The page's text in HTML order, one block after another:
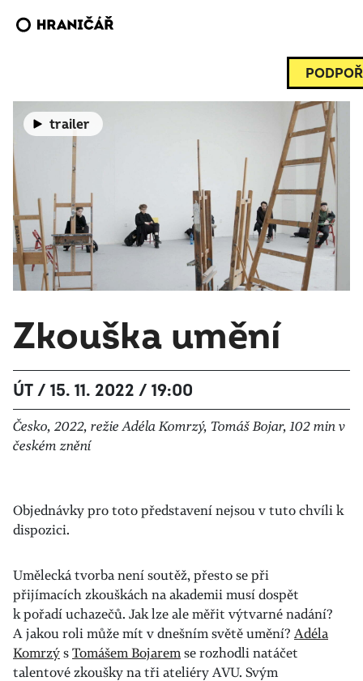
trailer
Zkouška umění
ÚT / 15. 11. 2022 / 19:00
Česko, 2022, režie Adéla Komrzý, Tomáš Bojar, 102 min v
českém znění
Objednávky pro toto představení nejsou v tuto chvíli k
dispozici.
Umělecká tvorba není soutěž, přesto se při
přijímacích zkouškách na akademii musí dospět
k pořadí uchazečů. Jak lze ale měřit výtvarné nadání?
A jakou roli může mít v dnešním světě umění? Adéla
KomrzýsTomášem Bojaremse rozhodli natáčet
talentové zkoušky na tři ateliéry AVU. Svým